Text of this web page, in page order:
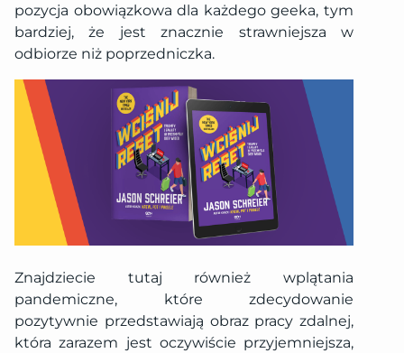
pozycja obowiązkowa dla każdego geeka, tym
bardziej, że jest znacznie strawniejsza w
odbiorze niż poprzedniczka.
Znajdziecie tutaj również wplątania
pandemiczne, które zdecydowanie
pozytywnie przedstawiają obraz pracy zdalnej,
która zarazem jest oczywiście przyjemniejsza,